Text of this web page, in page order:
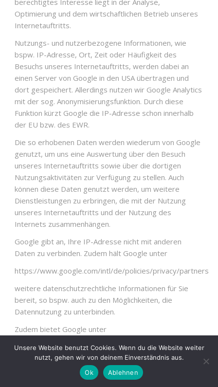
Optimierung und dem wirtschaftlichen Betrieb unseres
Internetauftritts.
Nutzungs- und nutzerbezogene Informationen, wie
bspw. IP-Adresse, Ort, Zeit oder Häufigkeit des
Besuchs unseres Internetauftritts, werden dabei an
einen Server von Google in den USA übertragen und
dort gespeichert. Allerdings nutzen wir Google Analytics
mit der sog. Anonymisierungsfunktion. Durch diese
Funktion kürzt Google die IP-Adresse schon innerhalb
der EU bzw. des EWR.
Die so erhobenen Daten werden wiederum von Google
genutzt, um uns eine Auswertung über den Besuch
unseres Internetauftritts sowie über die dortigen
Nutzungsaktivitäten zur Verfügung zu stellen. Auch
können diese Daten genutzt werden, um weitere
Dienstleistungen zu erbringen, die mit der Nutzung
unseres Internetauftritts und der Nutzung des
Internets zusammenhängen.
Google gibt an, Ihre IP-Adresse nicht mit anderen
Daten zu verbinden. Zudem hält Google unter
https://www.google.com/intl/de/policies/privacy/partners
weitere datenschutzrechtliche Informationen für Sie
bereit, so bspw. auch zu den Möglichkeiten, die
Datennutzung zu unterbinden.
Zudem bietet Google unter
https://tools.google.com/dlpage/gaoptout?hl=de
ein sog. Deaktivierungs-Add-on nebst weiteren
Informationen hierzu an. Dieses Add-on lässt sich mit
Unsere Website benutzt Cookies. Wenn du die Website weiter
nutzt, gehen wir von deinem Einverständnis aus.
Ok
Ablehnen